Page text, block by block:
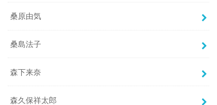
桑原由気
桑島法子
森下来奈
森久保祥太郎